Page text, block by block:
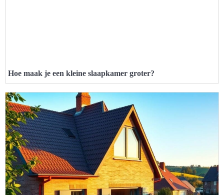
Hoe maak je een kleine slaapkamer groter?